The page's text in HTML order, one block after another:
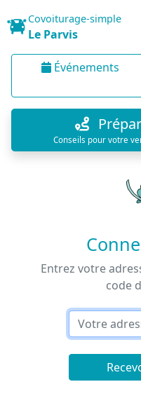
Covoiturage-simple
Le Parvis
Événements
Conseils pour votre
Entrez votre
code